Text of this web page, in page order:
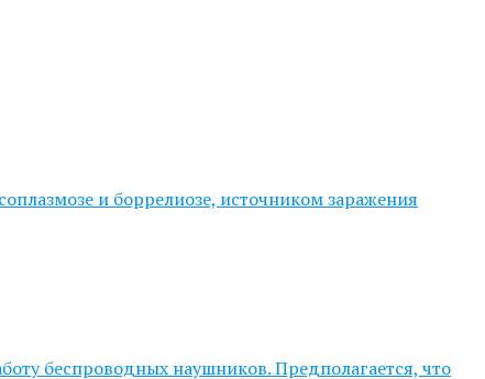
и боррелиозе, источником заражения
беспроводных наушников. Предполагается, что